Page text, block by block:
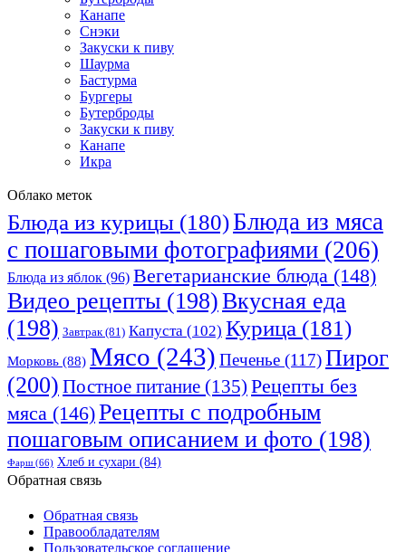
Канапе
Снэки
Закуски к пиву
Шаурма
Бастурма
Бургеры
Бутерброды
Закуски к пиву
Канапе
Икра
Облако меток
Блюда из курицы (180)Блюда из мяса
с пошаговыми фотографиями (206)
Блюда из яблок (96) Вегетарианские блюда (148)
Видео рецепты (198)Вкусная еда
(198) Завтрак(81) Капуста (102) Курица (181)
Морковь (88) Мясо (243) Печенье (117)Пирог
(200) Постное питание (135) Рецепты без
мяса (146)Рецепты с подробным
пошаговым описанием и фото (198)
Фарш(66) Хлеб и сухари (84)
Обратная связь
Обратная связь
Правообладателям
Пользовательское соглашение